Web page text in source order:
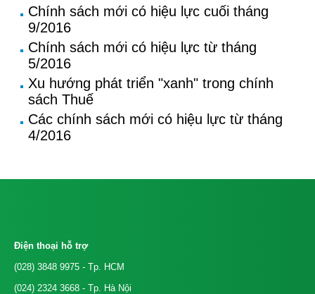
Chính sách mới có hiệu lực cuối tháng
9/2016
Chính sách mới có hiệu lực từ tháng
5/2016
Xu hướng phát triển "xanh" trong chính
sách Thuế
Các chính sách mới có hiệu lực từ tháng
4/2016
Điện thoại hỗ trợ
(028) 3848 9975 - Tp. HCM
(024) 2324 3668 - Tp. Hà Nội